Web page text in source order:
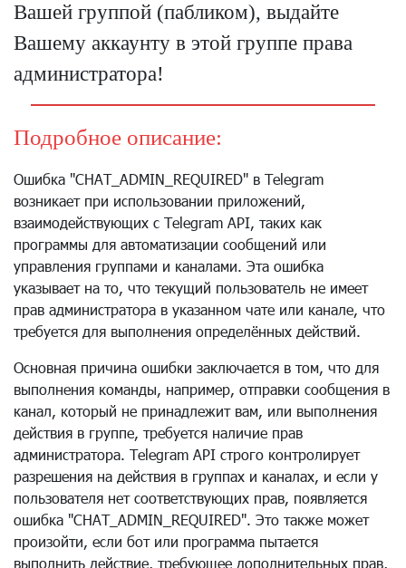
Вашей группой (пабликом), выдайте
Вашему аккаунту в этой группе права
администратора!
Подробное описание:
Ошибка "CHAT_ADMIN_REQUIRED" в Telegram
возникает при использовании приложений,
взаимодействующих с Telegram API, таких как
программы для автоматизации сообщений или
управления группами и каналами. Эта ошибка
указывает на то, что текущий пользователь не имеет
прав администратора в указанном чате или канале, что
требуется для выполнения определённых действий.
Основная причина ошибки заключается в том, что для
выполнения команды, например, отправки сообщения в
канал, который не принадлежит вам, или выполнения
действия в группе, требуется наличие прав
администратора. Telegram API строго контролирует
разрешения на действия в группах и каналах, и если у
пользователя нет соответствующих прав, появляется
ошибка "CHAT_ADMIN_REQUIRED". Это также может
произойти, если бот или программа пытается
выполнить действие, требующее дополнительных прав,